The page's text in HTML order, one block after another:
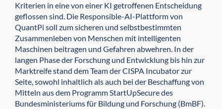
Kriterien in eine von einer KI getroffenen Entscheidung
geflossen sind. Die Responsible-AI-Plattform von
QuantPi soll zum sicheren und selbstbestimmten
Zusammenleben von Menschen mit intelligenten
Maschinen beitragen und Gefahren abwehren. In der
langen Phase der Forschung und Entwicklung bis hin zur
Marktreife stand dem Team der CISPA Incubator zur
Seite, sowohl inhaltlich als auch bei der Beschaffung von
Mitteln aus dem Programm StartUp­Secure des
Bundesministeriums für Bildung und Forschung (BmBF).